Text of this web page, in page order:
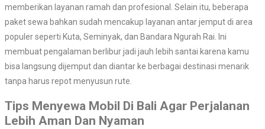
memberikan layanan ramah dan profesional. Selain itu, beberapa
paket sewa bahkan sudah mencakup layanan antar jemput di area
populer seperti Kuta, Seminyak, dan Bandara Ngurah Rai. Ini
membuat pengalaman berlibur jadi jauh lebih santai karena kamu
bisa langsung dijemput dan diantar ke berbagai destinasi menarik
tanpa harus repot menyusun rute.
Tips Menyewa Mobil Di Bali Agar Perjalanan
Lebih Aman Dan Nyaman